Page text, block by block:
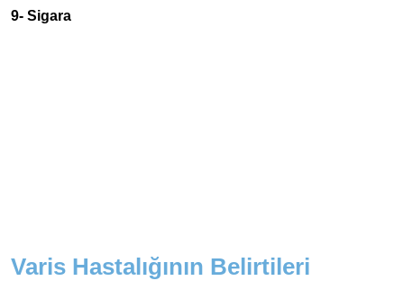
9- Sigara
Varis Hastalığının Belirtileri